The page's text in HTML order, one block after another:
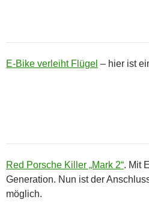
E-Bike verleiht Flügel – hier ist
Red Porsche Killer „Mark 2“. Mit
Generation. Nun ist der
möglich.